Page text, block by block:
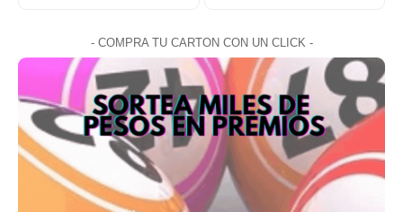
- COMPRA TU CARTON CON UN CLICK -